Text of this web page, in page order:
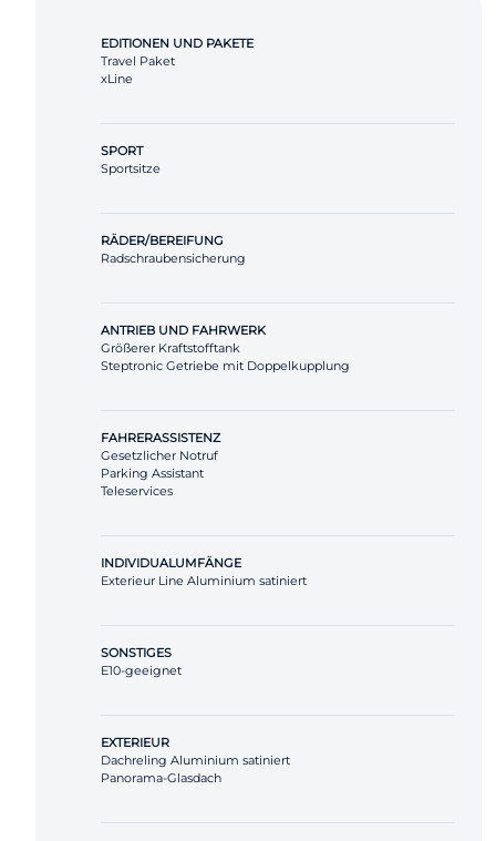
EDITIONEN UND PAKETE
Travel Paket
xLine
SPORT
Sportsitze
RÄDER/BEREIFUNG
Radschraubensicherung
ANTRIEB UND FAHRWERK
Größerer Kraftstofftank
Steptronic Getriebe mit Doppelkupplung
FAHRERASSISTENZ
Gesetzlicher Notruf
Parking Assistant
Teleservices
INDIVIDUALUMFÄNGE
Exterieur Line Aluminium satiniert
SONSTIGES
E10-geeignet
EXTERIEUR
Dachreling Aluminium satiniert
Panorama-Glasdach